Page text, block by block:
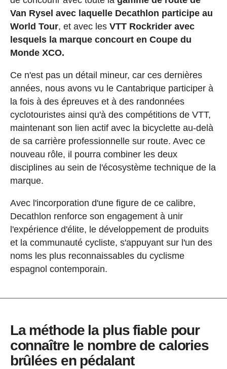
Van Rysel avec laquelle Decathlon participe au
World Tour, et avec les VTT Rockrider avec
lesquels la marque concourt en Coupe du
Monde XCO.
Ce n'est pas un détail mineur, car ces dernières
années, nous avons vu le Cantabrique participer à
la fois à des épreuves et à des randonnées
cyclotouristes ainsi qu'à des compétitions de VTT,
maintenant son lien actif avec la bicyclette au-delà
de sa carrière professionnelle sur route. Avec ce
nouveau rôle, il pourra combiner les deux
disciplines au sein de l'écosystème technique de la
marque.
Avec l'incorporation d'une figure de ce calibre,
Decathlon renforce son engagement à unir
l'expérience d'élite, le développement de produits
et la communauté cycliste, s'appuyant sur l'un des
noms les plus reconnaissables du cyclisme
espagnol contemporain.
La méthode la plus fiable pour
connaître le nombre de calories
brûlées en pédalant